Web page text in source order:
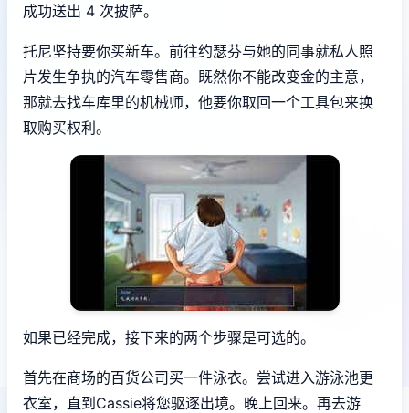
成功送出 4 次披萨。
托尼坚持要你买新车。前往约瑟芬与她的同事就私人照
片发生争执的汽车零售商。既然你不能改变金的主意，
那就去找车库里的机械师，他要你取回一个工具包来换
取购买权利。
如果已经完成，接下来的两个步骤是可选的。
首先在商场的百货公司买一件泳衣。尝试进入游泳池更
衣室，直到Cassie将您驱逐出境。晚上回来。再去游